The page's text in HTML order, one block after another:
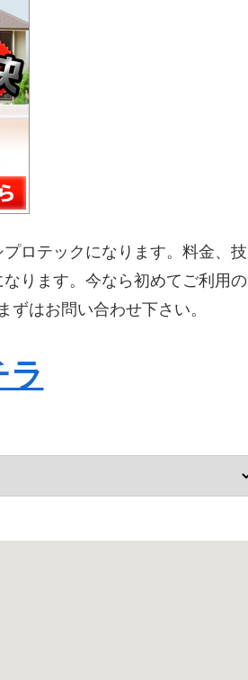
ロテックになります。料金、技
ります。今なら初めてご利用の
はお問い合わせ下さい。